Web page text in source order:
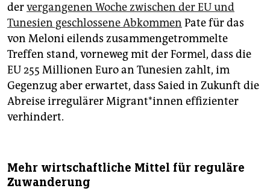
dervergangenen Woche zwischen der EU und
Tunesien geschlossene Abkommen Pate für das
von Meloni eilends zusammengetrommelte
Treffen stand, vorneweg mit der Formel, dass die
EU 255 Millionen Euro an Tunesien zahlt, im
Gegenzug aber erwartet, dass Saied in Zukunft die
Abreise irregulärer Mi­gran­t*in­nen effizienter
verhindert.
Mehr wirtschaftliche Mittel für reguläre
Zuwanderung